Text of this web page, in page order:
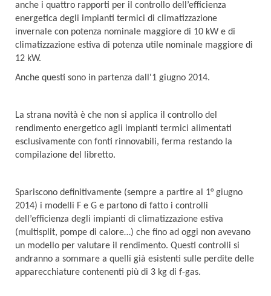
anche i quattro rapporti per il controllo dell’efficienza
energetica degli impianti termici di climatizzazione
invernale con potenza nominale maggiore di 10 kW e di
climatizzazione estiva di potenza utile nominale maggiore di
12 kW.
Anche questi sono in partenza dall'1 giugno 2014.
La strana novità è che non si applica il controllo del
rendimento energetico agli impianti termici alimentati
esclusivamente con fonti rinnovabili, ferma restando la
compilazione del libretto.
Spariscono definitivamente (sempre a partire al 1° giugno
2014) i modelli F e G e partono di fatto i controlli
dell’efficienza degli impianti di climatizzazione estiva
(multisplit, pompe di calore…) che fino ad oggi non avevano
un modello per valutare il rendimento. Questi controlli si
andranno a sommare a quelli già esistenti sulle perdite delle
apparecchiature contenenti più di 3 kg di f-gas.